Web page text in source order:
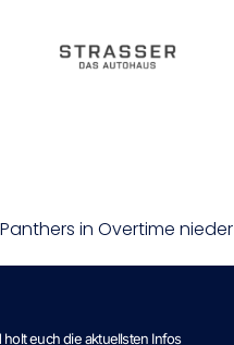
Panthers in Overtime nieder
euch die aktuellsten Infos